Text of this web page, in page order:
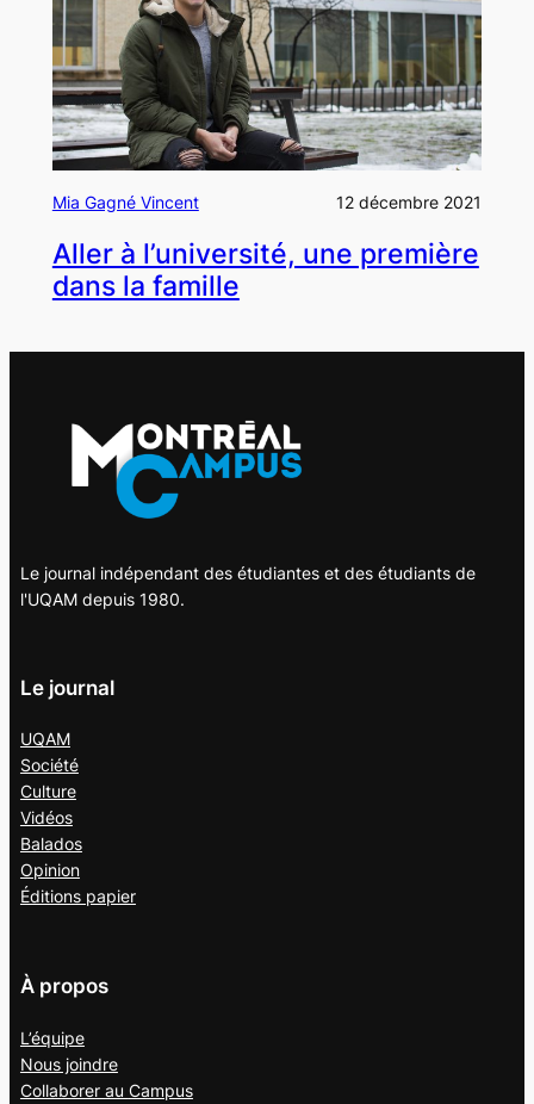
Mia Gagné Vincent 12 décembre 2021
Aller à l’université, une première
dans la famille
Le journal indépendant des étudiantes et des étudiants de
l'UQAM depuis 1980.
Le journal
UQAM
Société
Culture
Vidéos
Balados
Opinion
Éditions papier
À propos
L’équipe
Nous joindre
Collaborer au Campus